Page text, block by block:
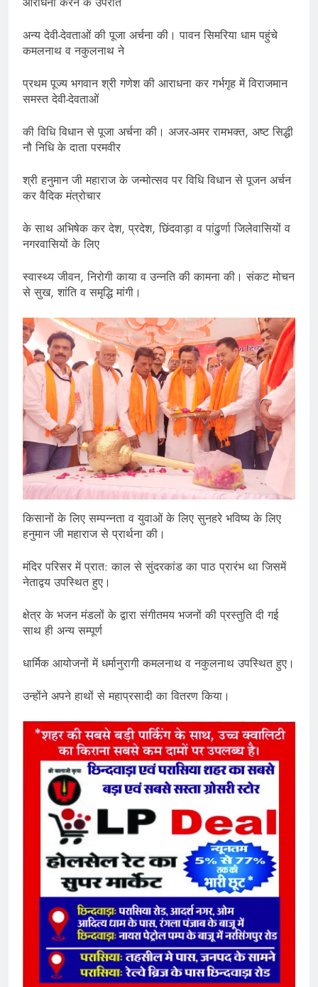
अन्य देवी-देवताओं की पूजा अर्चना की। पावन सिमरिया धाम पहुंचे
कमलनाथ व नकुलनाथ ने
प्रथम पूज्य भगवान श्री गणेश की आराधना कर गर्भगृह में विराजमान
समस्त देवी-देवताओं
की विधि विधान से पूजा अर्चना की। अजर-अमर रामभक्त, अष्ट सिद्धी
नौ निधि के दाता परमवीर
श्री हनुमान जी महाराज के जन्मोत्सव पर विधि विधान से पूजन अर्चन
कर वैदिक मंत्रोचार
के साथ अभिषेक कर देश, प्रदेश, छिंदवाड़ा व पांढुर्णा जिलेवासियों व
नगरवासियों के लिए
स्वास्थ्य जीवन, निरोगी काया व उन्नति की कामना की। संकट मोचन
से सुख, शांति व समृद्धि मांगी।
किसानों के लिए सम्पन्नता व युवाओं के लिए सुनहरे भविष्य के लिए
हनुमान जी महाराज से प्रार्थना की।
मंदिर परिसर में प्रात: काल से सुंदरकांड का पाठ प्रारंभ था जिसमें
नेताद्वय उपस्थित हुए।
क्षेत्र के भजन मंडलों के द्वारा संगीतमय भजनों की प्रस्तुति दी गई
साथ ही अन्य सम्पूर्ण
धार्मिक आयोजनों में धर्मानुरागी कमलनाथ व नकुलनाथ उपस्थित हुए।
उन्होंने अपने हाथों से महाप्रसादी का वितरण किया।